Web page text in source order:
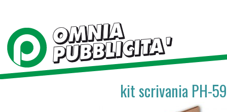
kit scrivania PH-